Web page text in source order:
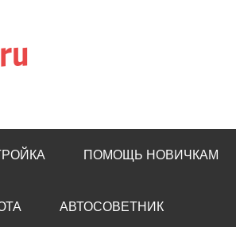
ПОМОЩЬ НОВИЧКАМ
АВТОСОВЕТНИК